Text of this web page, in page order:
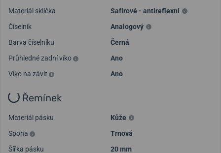
Materiál sklíčka
Safírové - antireflexní
Číselník
Analogový
Barva číselníku
Černá
Průhledné zadní víko
Ano
Víko na závit
Ano
Řemínek
Materiál pásku
Kůže
Spona
Trnová
Šířka pásku
20 mm